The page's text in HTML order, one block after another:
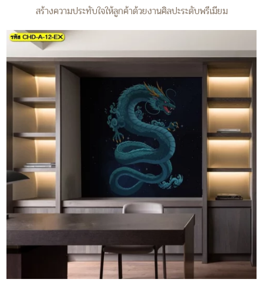
สร้างความประทับใจให้ลูกค้าด้วยงานศิลปะระดับพรีเมียม